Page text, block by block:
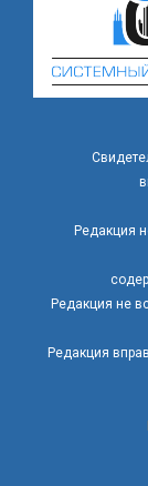
Редакция
Редакция не
Редакция